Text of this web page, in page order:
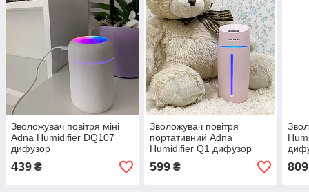
Зволожувач повітря міні
Adna Humidifier DQ107
дифузор
компактний,мийка повітря
з підсвічуванням
439 ₴
Зволожувач повітря
портативний Adna
Humidifier Q1 дифузор
компактний,мийка повітря
з LED підсвічуванням.
599₴ 809